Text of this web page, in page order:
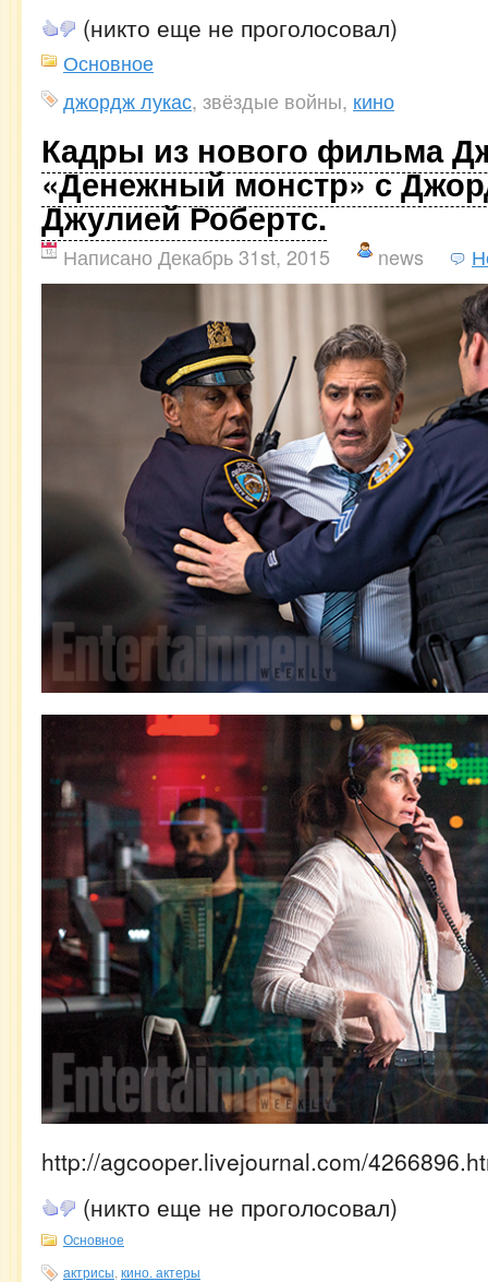
(никто еще не проголосовал)
Основное
джордж лукас, звёздые войны, кино
Кадры из нового фильма
«Денежный монстр» с
Джулией Робертс.
Написано Декабрь 31st, 2015 news
http://agcooper.livejournal.com/
(никто еще не проголосовал)
Основное
актрисы кино. актеры